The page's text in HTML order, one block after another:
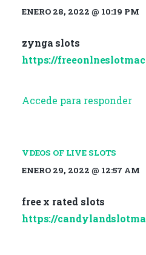
ENERO 28, 2022 @ 10:19 PM
zynga slots
https://
Accede para responder
VDEOS OF LIVE SLOTS
ENERO 29, 2022 @ 12:57 AM
free x rated slots
https://